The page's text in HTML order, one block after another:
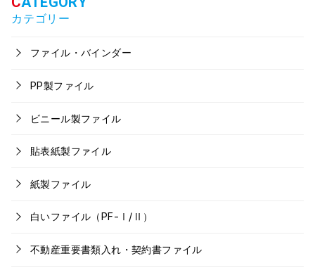
カテゴリー
ファイル・バインダー
PP製ファイル
ビニール製ファイル
貼表紙製ファイル
紙製ファイル
白いファイル（PF-Ⅰ/Ⅱ）
不動産重要書類入れ・契約書ファイル